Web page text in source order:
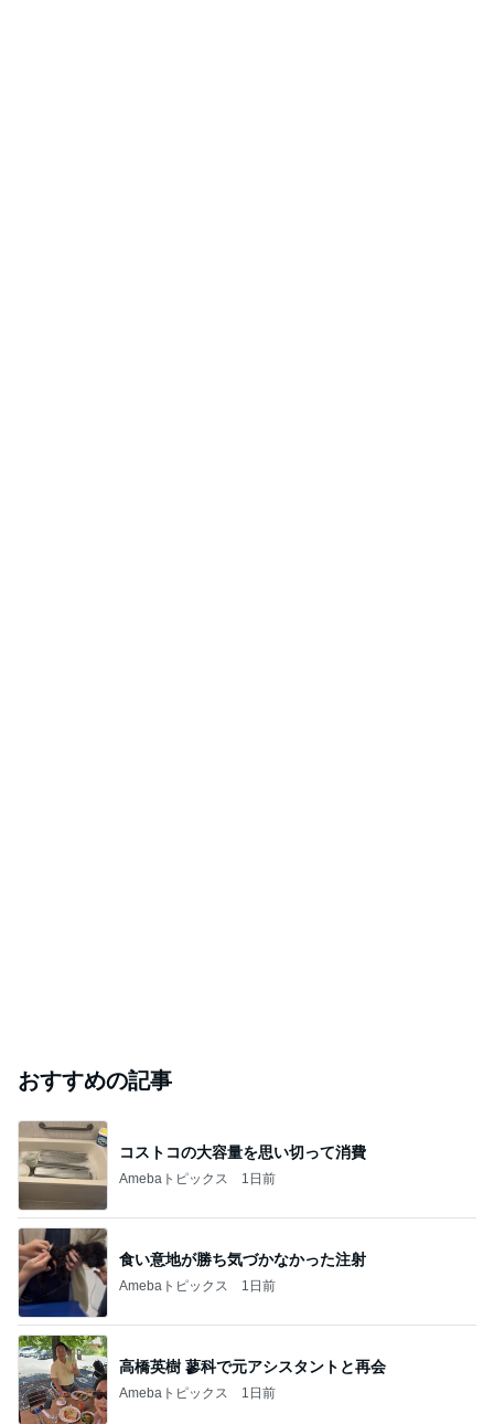
おすすめの記事
コストコの大容量を思い切って消費
Amebaトピックス 1日前
食い意地が勝ち気づかなかった注射
Amebaトピックス 1日前
高橋英樹 蓼科で元アシスタントと再会
Amebaトピックス 1日前